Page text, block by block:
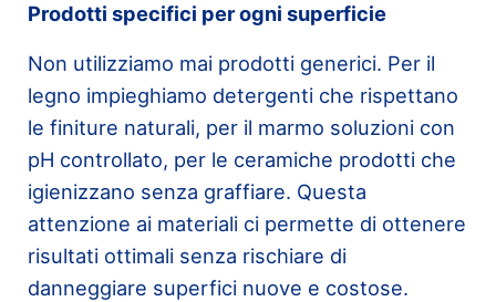
Prodotti specifici per ogni superficie
Non utilizziamo mai prodotti generici. Per il
legno impieghiamo detergenti che rispettano
le finiture naturali, per il marmo soluzioni con
pH controllato, per le ceramiche prodotti che
igienizzano senza graffiare. Questa
attenzione ai materiali ci permette di ottenere
risultati ottimali senza rischiare di
danneggiare superfici nuove e costose.